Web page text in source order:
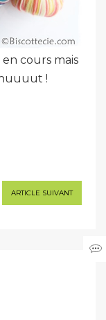
cours mais
!
ARTICLE SUIVANT